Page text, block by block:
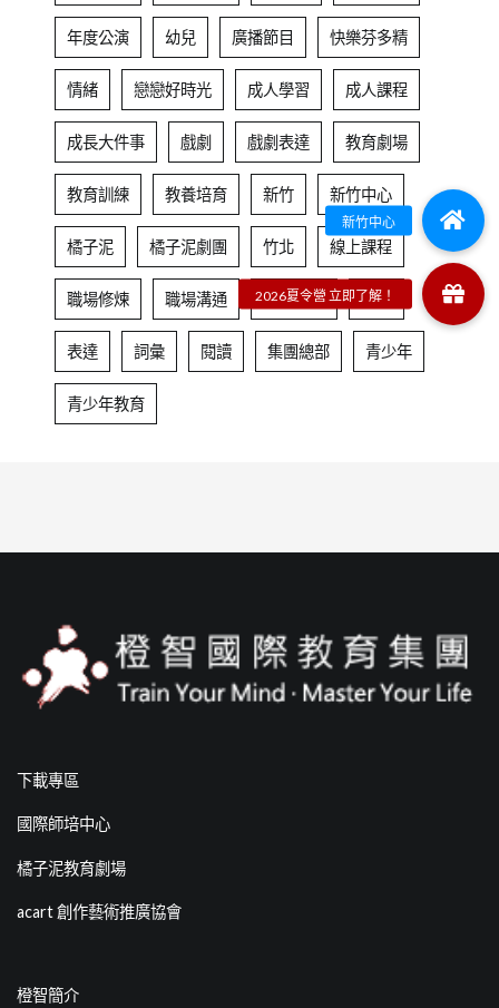
年度公演 幼兒 廣播節目 快樂芬多精
情緒 戀戀好時光 成人學習 成人課程
成長大件事 戲劇 戲劇表達 教育劇場
教育訓練 教養培育 新竹 新竹中心
橘子泥 橘子泥劇團 竹北 線上課程
職場修煉 職場溝通 職場進修 自信
表達 詞彙 閱讀 集團總部 青少年
青少年教育
下載專區
國際師培中心
橘子泥教育劇場
acart 創作藝術推廣協會
橙智簡介